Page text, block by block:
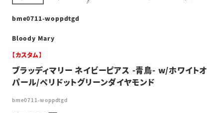
bme0711-woppdtgd
Bloody Mary
【カスタム】
ブラッディマリー ネイビーピアス -青鳥- w/ホワイトオ
パール/ペリドットグリーンダイヤモンド
bme0711-woppdtgd